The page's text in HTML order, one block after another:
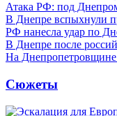
Атака РФ: под
В Днепре вспыхнули
РФ нанесла удар по
В Днепре после
На
Сюжеты